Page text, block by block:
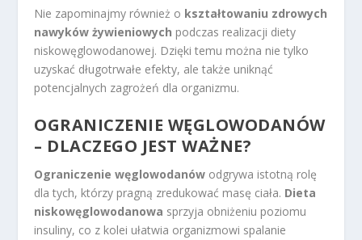
Nie zapominajmy również o kształtowaniu zdrowych
nawyków żywieniowych podczas realizacji diety
niskowęglowodanowej. Dzięki temu można nie tylko
uzyskać długotrwałe efekty, ale także uniknąć
potencjalnych zagrożeń dla organizmu.
OGRANICZENIE WĘGLOWODANÓW
– DLACZEGO JEST WAŻNE?
Ograniczenie węglowodanów odgrywa istotną rolę
dla tych, którzy pragną zredukować masę ciała. Dieta
niskowęglowodanowa sprzyja obniżeniu poziomu
insuliny, co z kolei ułatwia organizmowi spalanie